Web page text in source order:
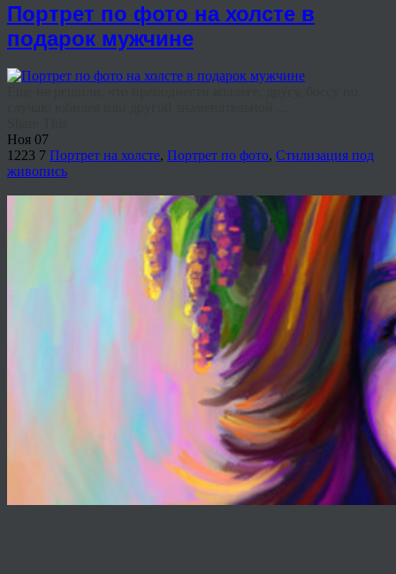
Портрет по фото на холсте в
подарок мужчине
Ноя 07
1223 7 Портрет на холсте, Портрет по фото, Стилизация под
живопись